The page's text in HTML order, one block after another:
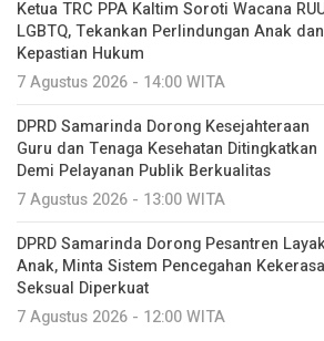
Ketua TRC PPA Kaltim Soroti Wacana
LGBTQ, Tekankan Perlindungan Anak dan
Kepastian Hukum
7 Agustus 2026 - 14:00 WITA
DPRD Samarinda Dorong Kesejahteraan
Guru dan Tenaga Kesehatan Ditingkatkan
Demi Pelayanan Publik Berkualitas
7 Agustus 2026 - 13:00 WITA
DPRD Samarinda Dorong Pesantren
Anak, Minta Sistem Pencegahan
Seksual Diperkuat
7 Agustus 2026 - 12:00 WITA